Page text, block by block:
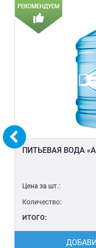
ПИТЬЕВАЯ ВОДА
Цена за шт.:
Количество:
ИТОГО: